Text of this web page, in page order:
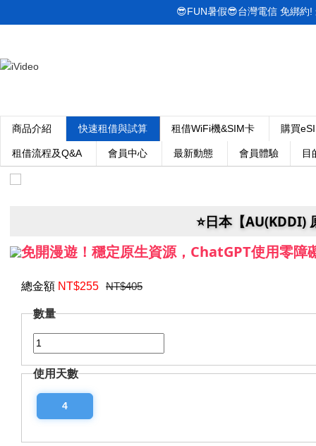
商品介紹 快速租借與試算 租借WiFi機&SIM卡 購買
租借流程及Q&A 會員中心 最新動態 會員體驗 目
😎FUN暑假😎台灣電信 免綁約
⭐️日本【AU(KDDI)
免開漫遊！穩定原生資源，ChatGPT使用零障
總金額 NT$255 NT$405
數量
使用天數
4